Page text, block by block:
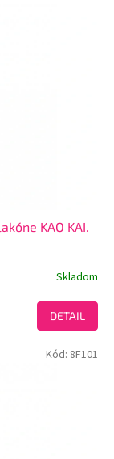
KAO KAI.
Skladom
DETAIL
Kód: 8F101